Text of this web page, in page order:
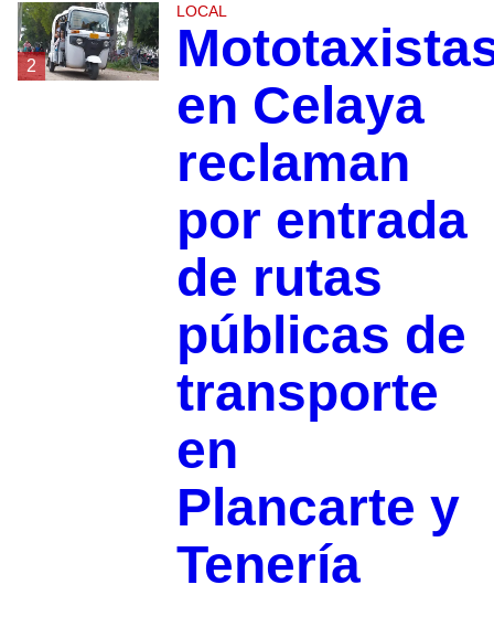
2
LOCAL
en Celaya
reclaman
por entrada
de rutas
públicas de
transporte
en
Plancarte y
Tenería